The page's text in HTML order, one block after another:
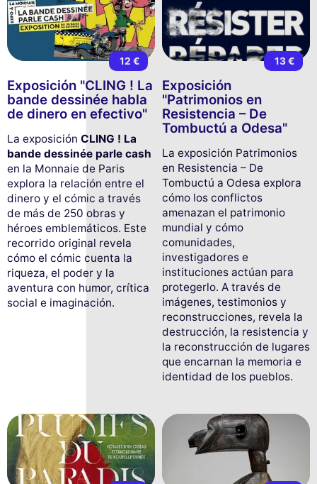
12 €
Exposición "CLING ! La
bande dessinée habla
de dinero en efectivo"
La exposición CLING ! La
bande dessinée parle cash
en la Monnaie de Paris
explora la relación entre el
dinero y el cómic a través
de más de 250 obras y
héroes emblemáticos. Este
recorrido original revela
cómo el cómic cuenta la
riqueza, el poder y la
aventura con humor, crítica
social e imaginación.
13 €
Exposición
"Patrimonios en
Resistencia – De
Tombuctú a Odesa"
La exposición Patrimonios
en Resistencia – De
Tombuctú a Odesa explora
cómo los conflictos
amenazan el patrimonio
mundial y cómo
comunidades,
investigadores e
instituciones actúan para
protegerlo. A través de
imágenes, testimonios y
reconstrucciones, revela la
destrucción, la resistencia y
la reconstrucción de lugares
que encarnan la memoria e
identidad de los pueblos.